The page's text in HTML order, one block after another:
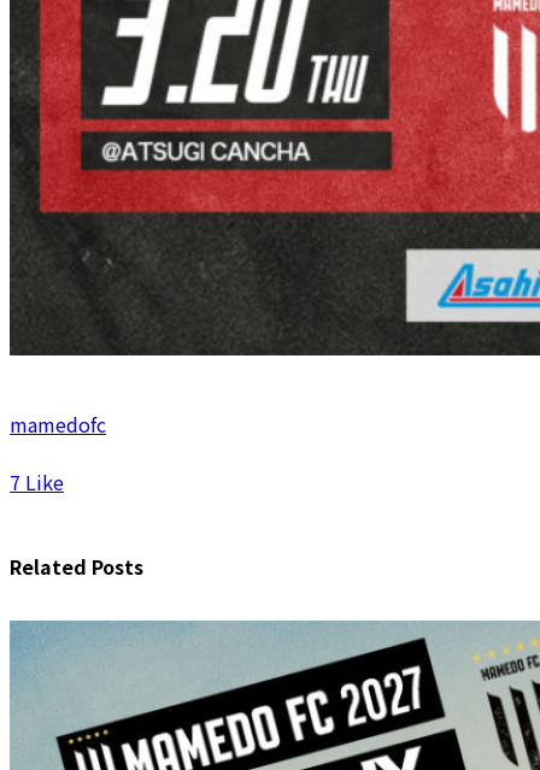
mamedofc
7 Like
Related Posts